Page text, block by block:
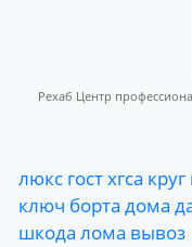
Рехаб Центр
люкс гостхгса круг
ключ борта дома
шкода лома вывоз